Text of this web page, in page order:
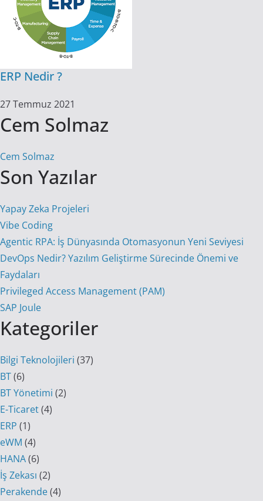
ERP Nedir ?
27 Temmuz 2021
Cem Solmaz
Cem Solmaz
Son Yazılar
Yapay Zeka Projeleri
Vibe Coding
Agentic RPA: İş Dünyasında Otomasyonun Yeni Seviyesi
DevOps Nedir? Yazılım Geliştirme Sürecinde Önemi ve
Faydaları
Privileged Access Management (PAM)
SAP Joule
Kategoriler
Bilgi Teknolojileri (37)
BT(6)
BT Yönetimi (2)
E-Ticaret(4)
ERP (1)
eWM (4)
HANA(6)
İş Zekası (2)
Perakende(4)